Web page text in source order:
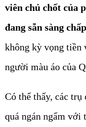
viên chủ chốt của
đang sẵn sàng
không kỳ vọng tiền
người màu áo của
Có thể thấy, các
quá ngán ngẩm với